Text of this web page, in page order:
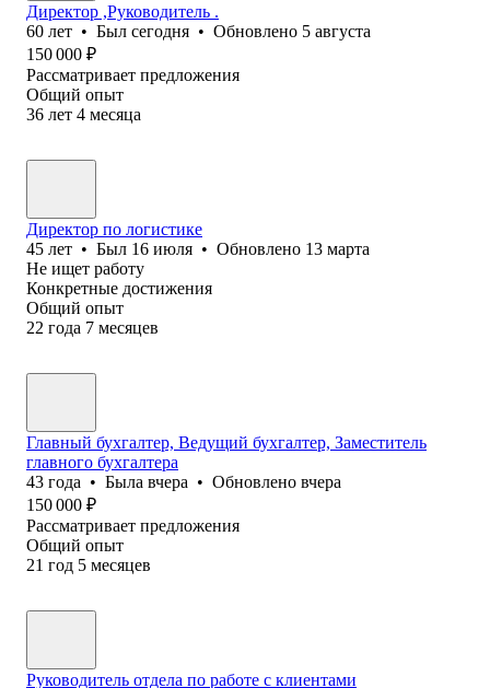
Директор ,Руководитель .
60 лет • Был сегодня • Обновлено 5 августа
150 000 ₽
Рассматривает предложения
Общий опыт
36 лет 4 месяца
Директор по логистике
45 лет • Был 16 июля • Обновлено 13 марта
Не ищет работу
Конкретные достижения
Общий опыт
22 года 7 месяцев
Главный бухгалтер, Ведущий бухгалтер, Заместитель
главного бухгалтера
43 года • Была вчера • Обновлено вчера
150 000 ₽
Рассматривает предложения
Общий опыт
21 год 5 месяцев
Руководитель отдела по работе с клиентами